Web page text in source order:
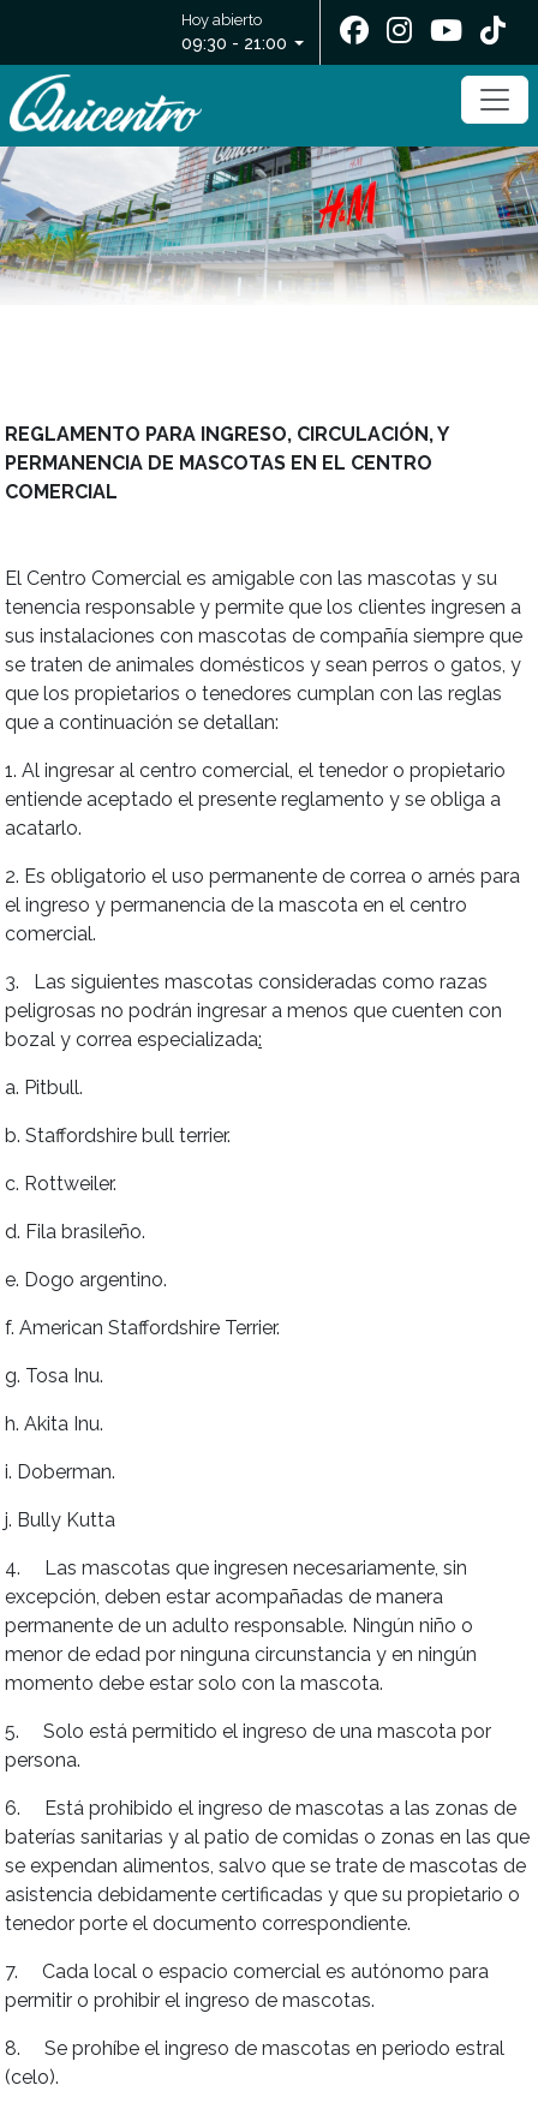
Hoy abierto
09:30 - 21:00
REGLAMENTO PARA INGRESO, CIRCULACIÓN, Y
PERMANENCIA DE MASCOTAS EN EL CENTRO
COMERCIAL
El Centro Comercial es amigable con las mascotas y su
tenencia responsable y permite que los clientes ingresen a
sus instalaciones con mascotas de compañía siempre que
se traten de animales domésticos y sean perros o gatos, y
que los propietarios o tenedores cumplan con las reglas
que a continuación se detallan:
1. Al ingresar al centro comercial, el tenedor o propietario
entiende aceptado el presente reglamento y se obliga a
acatarlo.
2. Es obligatorio el uso permanente de correa o arnés para
el ingreso y permanencia de la mascota en el centro
comercial.
3. Las siguientes mascotas consideradas como razas
peligrosas no podrán ingresar a menos que cuenten con
bozal y correa especializada:
a. Pitbull.
b. Staffordshire bull terrier.
c. Rottweiler.
d. Fila brasileño.
e. Dogo argentino.
f. American Staffordshire Terrier.
g. Tosa Inu.
h. Akita Inu.
i. Doberman.
j. Bully Kutta
4. Las mascotas que ingresen necesariamente, sin
excepción, deben estar acompañadas de manera
permanente de un adulto responsable. Ningún niño o
menor de edad por ninguna circunstancia y en ningún
momento debe estar solo con la mascota.
5. Solo está permitido el ingreso de una mascota por
persona.
6. Está prohibido el ingreso de mascotas a las zonas de
baterías sanitarias y al patio de comidas o zonas en las que
se expendan alimentos, salvo que se trate de mascotas de
asistencia debidamente certificadas y que su propietario o
tenedor porte el documento correspondiente.
7. Cada local o espacio comercial es autónomo para
permitir o prohibir el ingreso de mascotas.
8. Se prohíbe el ingreso de mascotas en periodo estral
(celo).